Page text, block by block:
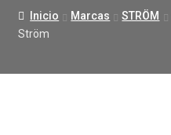
Contacto
Inicio Marcas STRÖM
Ström